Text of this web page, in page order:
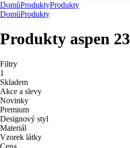
DomůProduktyProdukty
DomůProdukty
Produkty aspen 23
Filtry
1
Skladem
Akce a slevy
Novinky
Premium
Designový styl
Materiál
Vzorek látky
Cena